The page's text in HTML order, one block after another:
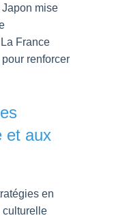
mise
France
renforcer
et aux
en
culturelle